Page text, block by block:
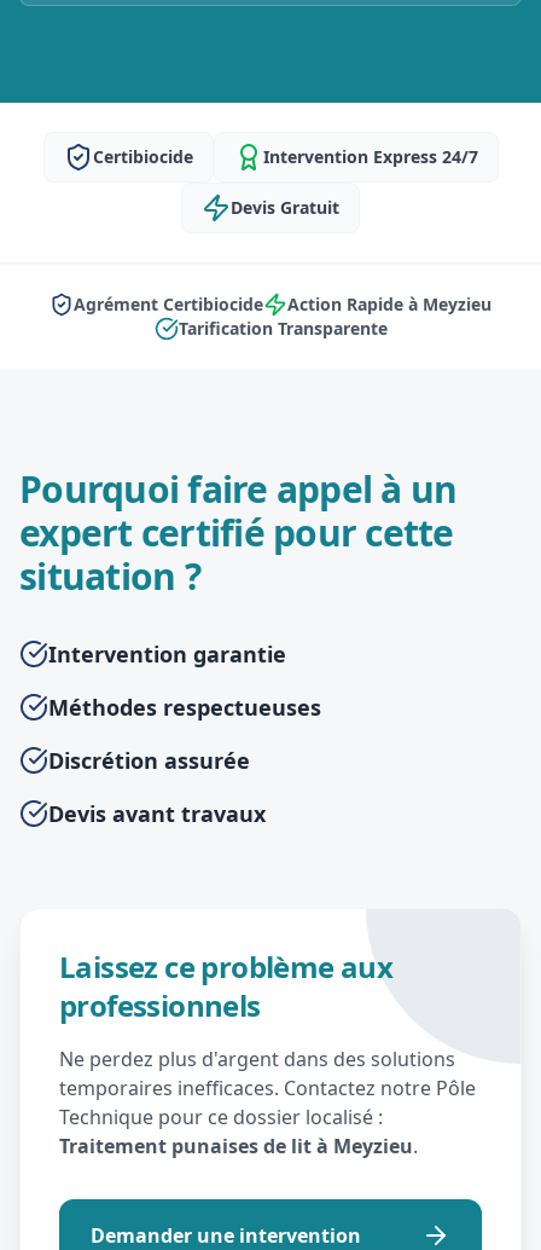
Certibiocide Intervention Express 24/7
Devis Gratuit
Agrément Certibiocide
Action Rapide à Meyzieu
Tarification Transparente
Pourquoi faire appel à un
expert certifié pour cette
situation ?
Intervention garantie
Méthodes respectueuses
Discrétion assurée
Devis avant travaux
Laissez ce problème aux
professionnels
Ne perdez plus d'argent dans des solutions
temporaires inefficaces. Contactez notre Pôle
Technique pour ce dossier localisé :
Traitement punaises de lit à Meyzieu.
Demander une intervention